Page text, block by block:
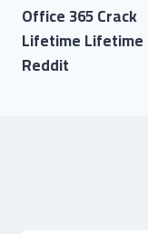
Office 365 Crack
Lifetime Lifetime
Reddit